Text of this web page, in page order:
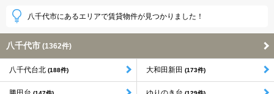
八千代市にあるエリアで賃貸物件が見つかりました！
八千代市 (1362件)
八千代台北 (188件) 大和田新田 (173件)